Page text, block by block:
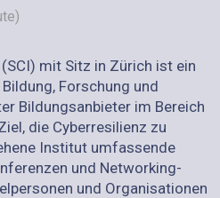
mit Sitz in Zürich ist ein
Forschung und
Bildungsanbieter im Bereich
die Cyberresilienz zu
Institut umfassende
und Networking-
und Organisationen